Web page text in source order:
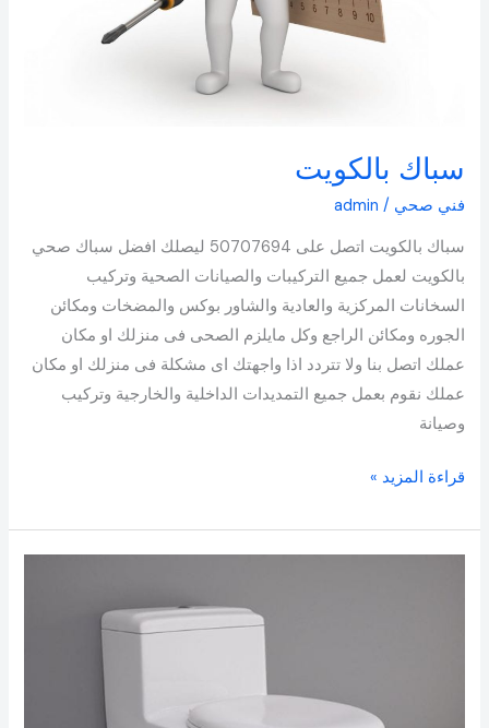
سباك بالكويت
فني صحي /
admin
سباك بالكويت اتصل على 50707694 ليصلك افضل سباك صحي
بالكويت لعمل جميع التركيبات والصيانات الصحية وتركيب
السخانات المركزية والعادية والشاور بوكس والمضخات ومكائن
الجوره ومكائن الراجع وكل مايلزم الصحى فى منزلك او مكان
عملك اتصل بنا ولا تتردد اذا واجهتك اى مشكلة فى منزلك او مكان
عملك نقوم بعمل جميع التمديدات الداخلية والخارجية وتركيب
وصيانة
قراءة المزيد »